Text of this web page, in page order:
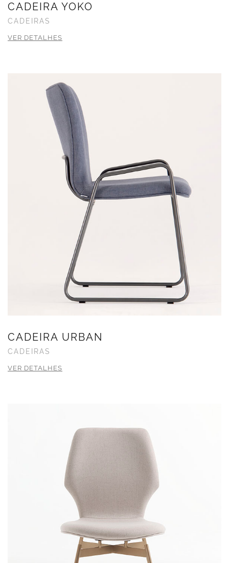
CADEIRA YOKO
CADEIRAS
VER DETALHES
CADEIRA URBAN
CADEIRAS
VER DETALHES